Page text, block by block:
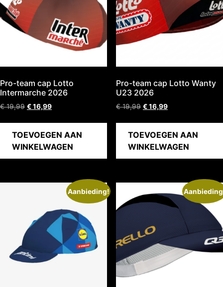
Pro-team cap Lotto
Intermarche 2026
€19,99 €16,99
TOEVOEGEN AAN
WINKELWAGEN
Pro-team cap Lotto Wanty
U23 2026
€19,99 €16,99
TOEVOEGEN AAN
WINKELWAGEN
Aanbieding!